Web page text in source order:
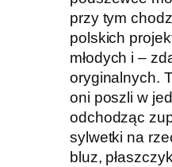
przy tym
polskich
młodych i –
oryginalnych.
oni poszli w
odchodząc
sylwetki na
bluz,